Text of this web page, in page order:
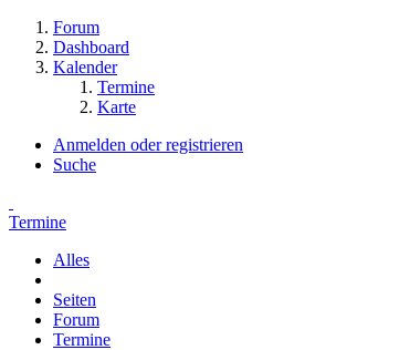
Forum
Dashboard
Kalender
Termine
Karte
Anmelden oder registrieren
Suche
Termine
Alles
Seiten
Forum
Termine